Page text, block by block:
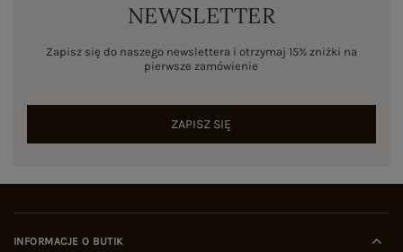
NEWSLETTER
Zapisz się do naszego newslettera i otrzymaj 15% zniżki na
pierwsze zamówienie
ZAPISZ SIĘ
INFORMACJE O BUTIK